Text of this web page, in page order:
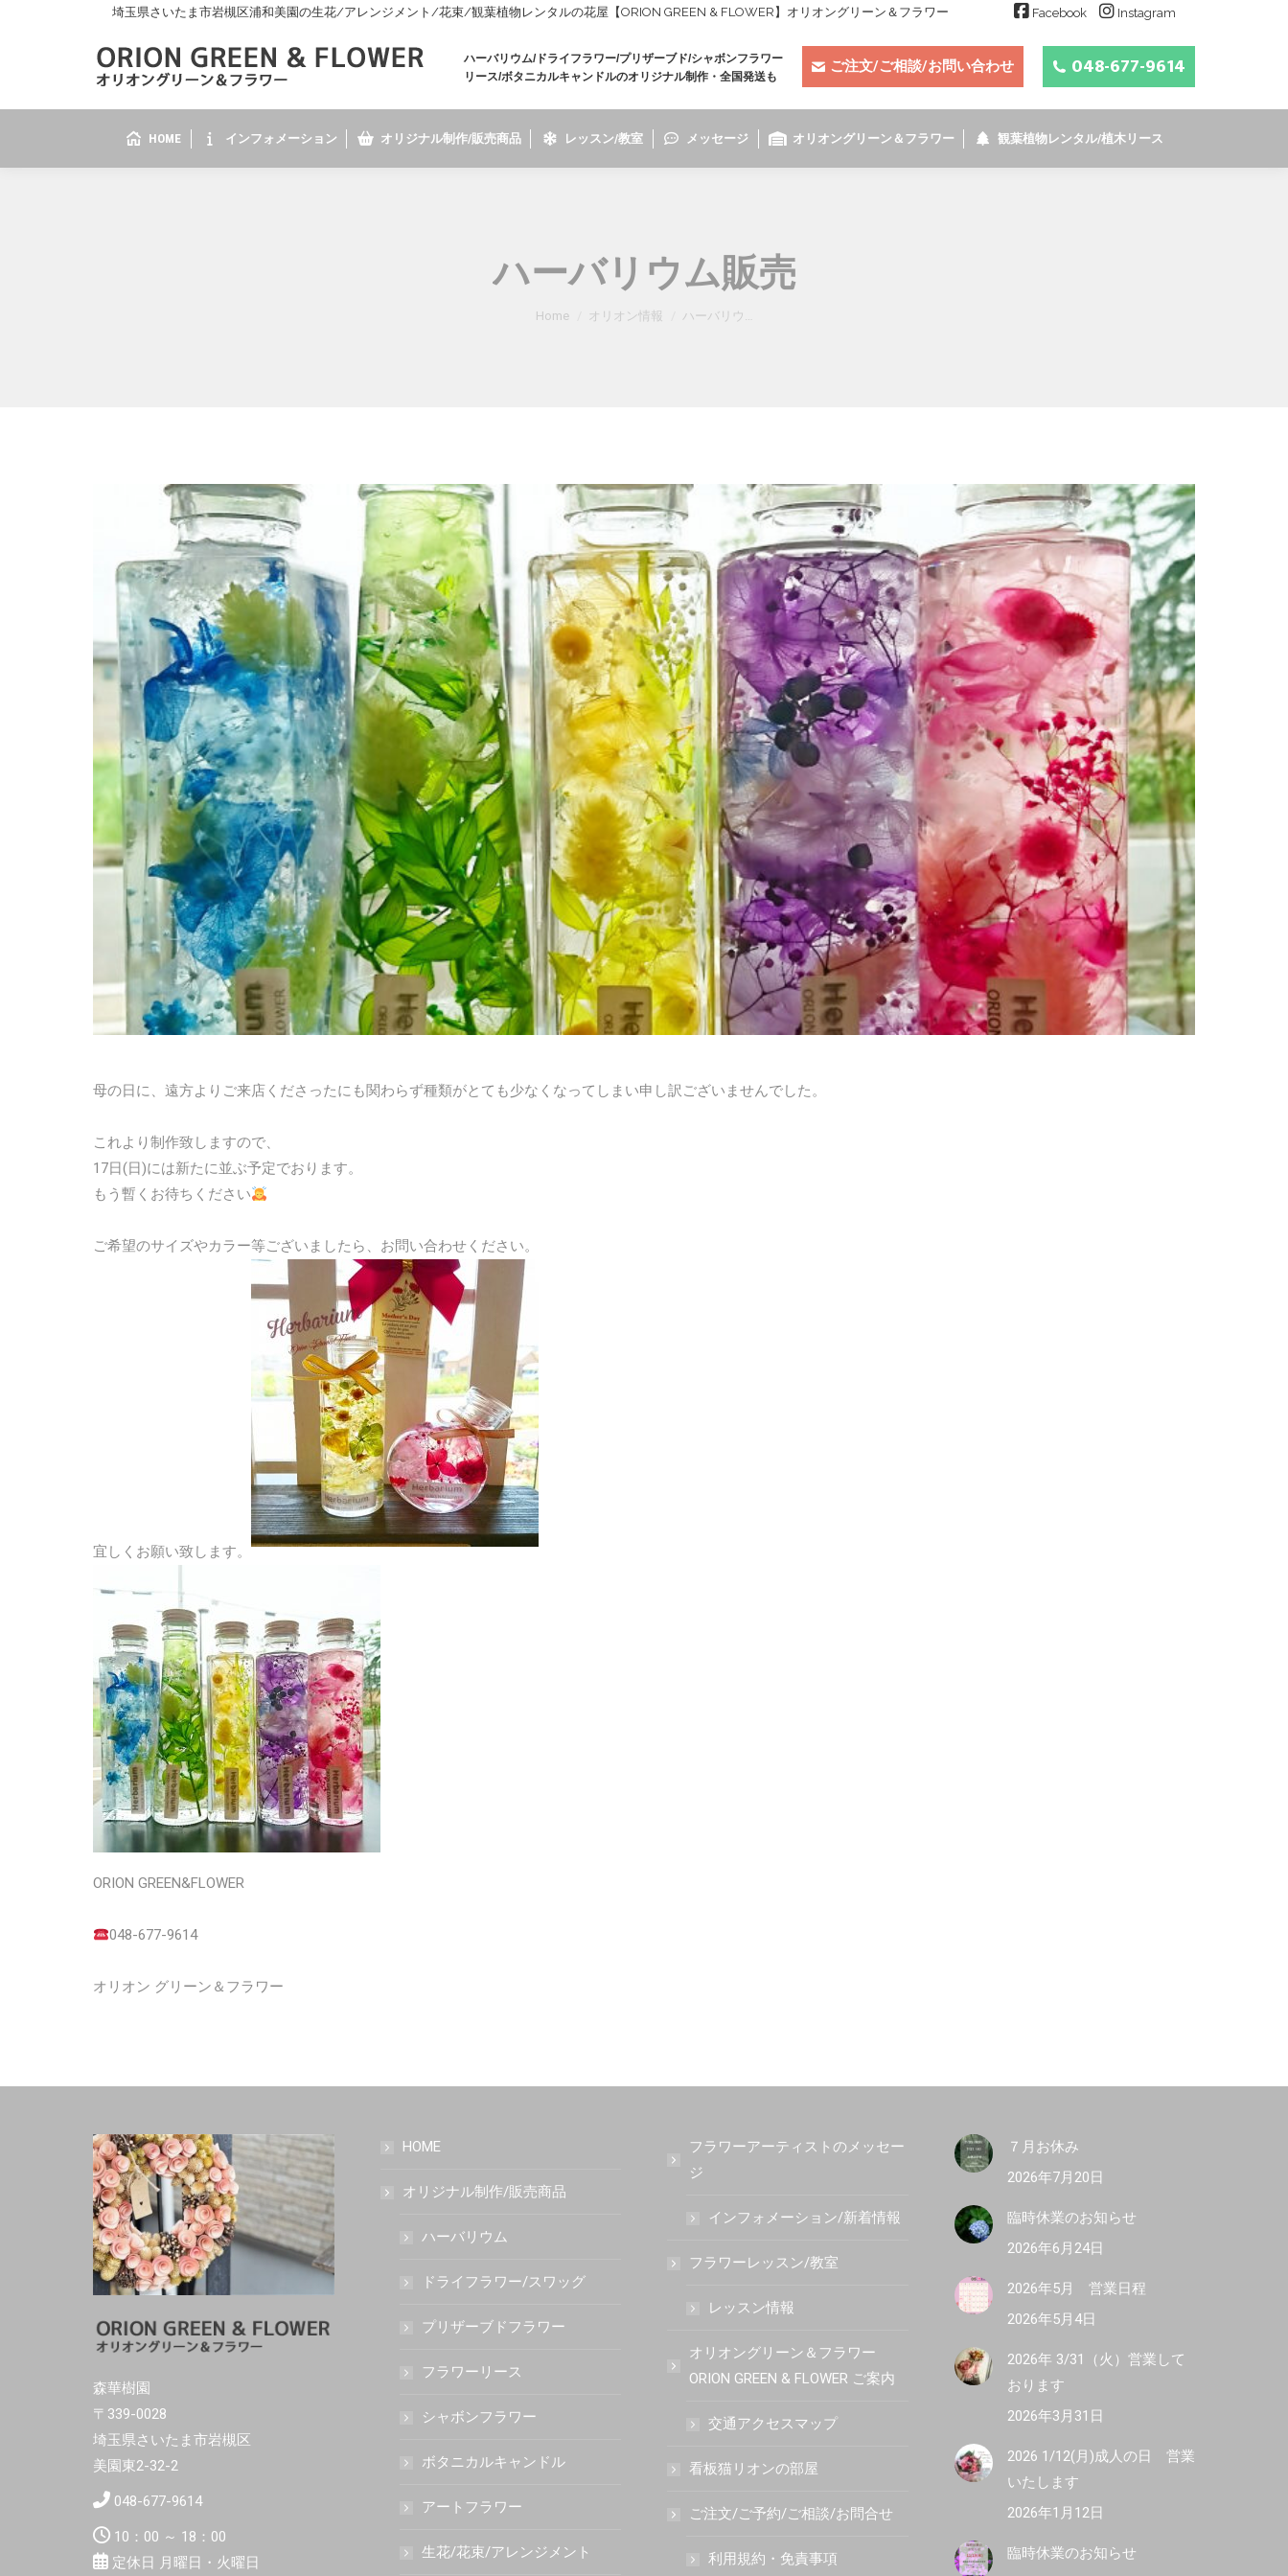
埼玉県さいたま市岩槻区浦和美園の生花/アレンジメント/花束/観葉植物レンタルの花屋【ORION GREEN & FLOWER】オリオングリーン＆フラワー Facebook Instagram
ハーバリウム/ドライフラワー/プリザーブド/シャボンフラワー
リース/ボタニカルキャンドルのオリジナル制作・全国発送も
ご注文/ご相談/お問い合わせ 048-677-9614
HOME インフォメーション オリジナル制作/販売商品 レッスン/教室 メッセージ オリオングリーン＆フラワー 観葉植物レンタル/植木リース
ハーバリウム販売
You are here:
Home オリオン情報 ハーバリウ…
母の日に、遠方よりご来店くださったにも関わらず種類がとても少なくなってしまい申し訳ございませんでした。
これより制作致しますので、
17日(日)には新たに並ぶ予定でおります。
もう暫くお待ちください
ご希望のサイズやカラー等ございましたら、お問い合わせください。
宜しくお願い致します。
ORION GREEN&FLOWER
048-677-9614
オリオン グリーン＆フラワー
森華樹園
〒339-0028
埼玉県さいたま市岩槻区
美園東2-32-2
048-677-9614
10：00 ～ 18：00
定休日 月曜日・火曜日
HOME
オリジナル制作/販売商品
ハーバリウム
ドライフラワー/スワッグ
プリザーブドフラワー
フラワーリース
シャボンフラワー
ボタニカルキャンドル
アートフラワー
生花/花束/アレンジメント
フラワーアーティストのメッセー
ジ
インフォメーション/新着情報
フラワーレッスン/教室
レッスン情報
オリオングリーン＆フラワー
ORION GREEN & FLOWER ご案内
交通アクセスマップ
看板猫リオンの部屋
ご注文/ご予約/ご相談/お問合せ
利用規約・免責事項
７月お休み
2026年7月20日
臨時休業のお知らせ
2026年6月24日
2026年5月 営業日程
2026年5月4日
2026年 3/31（火）営業して
おります
2026年3月31日
2026 1/12(月)成人の日 営業
いたします
2026年1月12日
臨時休業のお知らせ